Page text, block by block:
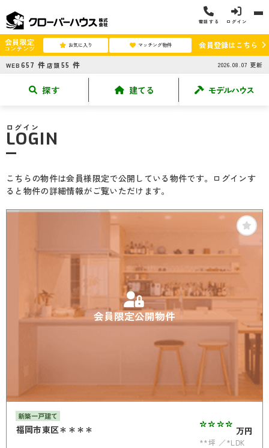
電話する ログイン
会員限定
コンテンツ お気に入り マッチング物件 会員登録はこちら
WEB 657 件 店頭 55 件 2026.08.07 更新
探す 建てる モデルハウス
ログイン
LOGIN
こちらの物件は会員様限定で公開している物件です。ログインす
ると物件の詳細情報がご覧いただけます。
会員限定公開物件
新築一戸建て
福岡市東区＊＊＊＊ **** 万円
**坪
*LDK